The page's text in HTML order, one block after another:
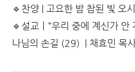
🔹찬양 | 고요한 밤 참된 빛 오시
🔹설교ㅣ“우리 중에 계신가 안
나님의 손길 (29) | 채효민 목